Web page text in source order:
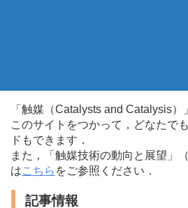
「触媒（Catalysts and Catalysis
このサイトをつかって，どなたで
ドもできます．
また，「触媒技術の動向と展望」
はこちら をご参照ください．
記事情報